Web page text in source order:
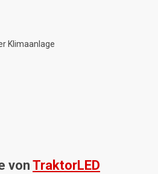
Klimaanlage
von TraktorLED